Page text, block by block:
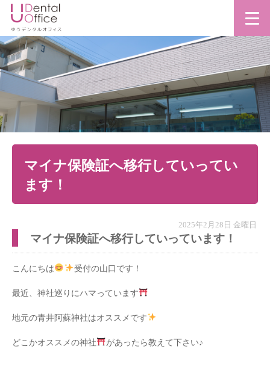
マイナ保険証へ移行していってい
ます！
2025年2月28日 金曜日
マイナ保険証へ移行していっています！
こんにちは 受付の山口です！
最近、神社巡りにハマっています
地元の青井阿蘇神社はオススメです
どこかオススメの神社 があったら教えて下さい♪